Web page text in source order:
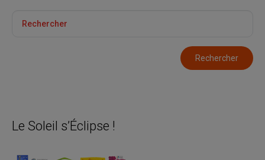
Le Soleil s’Éclipse !